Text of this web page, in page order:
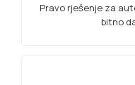
Pravo rješenje za
bitno